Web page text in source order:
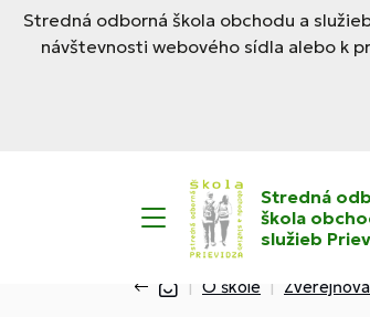
Stredná odborná škola obchodu a
návštevnosti webového sídla alebo k
Stredná
škola
služieb
O škole